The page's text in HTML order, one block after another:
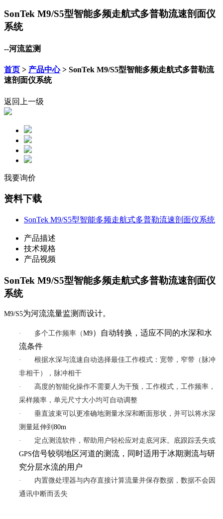
SonTek M9/S5型智能多频走航式多普勒流速剖面仪
系统
--河流监测
首页 > 产品中心> SonTek M9/S5型智能多频走航式多普勒流
速剖面仪系统
返回上一级
我要询价
资料下载
SonTek M9/S5型智能多频走航式多普勒流速剖面仪系统
产品描述
技术规格
产品视频
SonTek M9/S5型智能多频走航式多普勒流速剖面仪
系统
M9/S5为河流流量监测而设计。
· 多个工作频率（M9）自动转换，适应不同的水深和水
流条件
·
根据水深与流速自动选择最佳工作模式：宽带，窄带（脉冲
非相干），脉冲相干
·
高度的智能化操作不需要人为干预，工作模式，工作频率，
采样频率，单元尺寸大小均可自动调整
·
垂直波束可以更准确地测量水深和断面形状，并可以将水深
测量延伸到 80m
·
定点测流软件，帮助用户轻松应对走底河床。底跟踪丢失或
GPS信号较弱地区河道的测流，同时适用于冰期测流与研
究分层水流的用户
·
内置微处理器与内存直接计算流量并保存数据，数据不会因
通讯中断而丢失